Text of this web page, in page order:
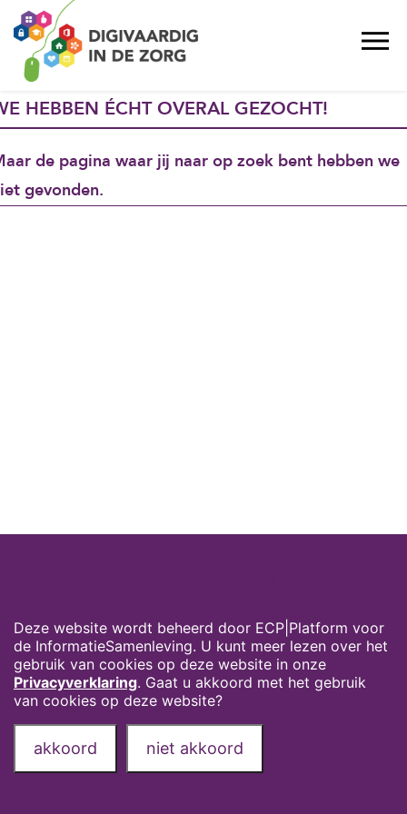
HEBBEN ÉCHT OVERAL GEZOCHT!
de pagina waar jij naar op zoek bent hebben we
gevonden.
Deze website wordt beheerd door ECP|Platform voor
de InformatieSamenleving. U kunt meer lezen over het
gebruik van cookies op deze website in onze
Privacyverklaring. Gaat u akkoord met het gebruik
van cookies op deze website?
akkoord niet akkoord